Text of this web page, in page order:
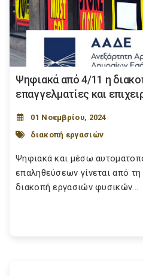
Ψηφιακά από 4/11 η
επαγγελματίες και
01 Νοεμβρίου, 2024
διακοπή εργασιών
Ψηφιακά και μέσω
επαληθεύσεων γίνεται από
διακοπή εργασιών φυσικών...